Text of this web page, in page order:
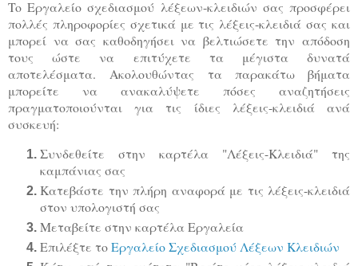
To Εργαλείο σχεδιασμού λέξεων-κλειδιών σας προσφέρει
πολλές πληροφορίες σχετικά με τις λέξεις-κλειδιά σας και
μπορεί να σας καθοδηγήσει να βελτιώσετε την απόδοση
τους ώστε να επιτύχετε τα μέγιστα δυνατά
αποτελέσματα.Ακολουθώντας τα παρακάτω βήματα
μπορείτε να ανακαλύψετε πόσες αναζητήσεις
πραγματοποιούνται για τις ίδιες λέξεις-κλειδιά ανά
συσκευή:
Συνδεθείτε στην καρτέλα "Λέξεις-Κλειδιά" της
καμπάνιας σας
Κατεβάστε την πλήρη αναφορά με τις λέξεις-κλειδιά
στον υπολογιστή σας
Μεταβείτε στην καρτέλα Εργαλεία
Επιλέξτε τοΕργαλείο Σχεδιασμού Λέξεων Κλειδιών